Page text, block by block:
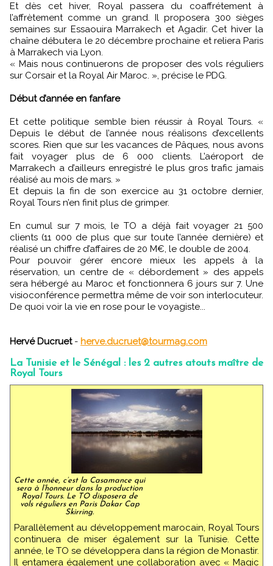
Et dès cet hiver, Royal passera du coaffrétement à
l’affrètement comme un grand. Il proposera 300 sièges
semaines sur Essaouira Marrakech et Agadir. Cet hiver la
chaîne débutera le 20 décembre prochaine et reliera Paris
à Marrakech via Lyon.
« Mais nous continuerons de proposer des vols réguliers
sur Corsair et la Royal Air Maroc. », précise le PDG.
Début d’année en fanfare
Et cette politique semble bien réussir à Royal Tours. «
Depuis le début de l’année nous réalisons d’excellents
scores. Rien que sur les vacances de Pâques, nous avons
fait voyager plus de 6 000 clients. L’aéroport de
Marrakech a d’ailleurs enregistré le plus gros trafic jamais
réalisé au mois de mars. »
Et depuis la fin de son exercice au 31 octobre dernier,
Royal Tours n’en finit plus de grimper.
En cumul sur 7 mois, le TO a déjà fait voyager 21 500
clients (11 000 de plus que sur toute l’année dernière) et
réalisé un chiffre d’affaires de 20 M€, le double de 2004.
Pour pouvoir gérer encore mieux les appels à la
réservation, un centre de « débordement » des appels
sera hébergé au Maroc et fonctionnera 6 jours sur 7. Une
visioconférence permettra même de voir son interlocuteur.
De quoi voir la vie en rose pour le voyagiste...
Hervé Ducruet- herve.ducruet@tourmag.com
La Tunisie et le Sénégal : les 2 autres atouts maître de
Royal Tours
Cette année, c’est la Casamance qui
sera à l’honneur dans la production
Royal Tours. Le TO disposera de
vols réguliers en Paris Dakar Cap
Skirring.
Parallèlement au développement marocain, Royal Tours
continuera de miser également sur la Tunisie. Cette
année, le TO se développera dans la région de Monastir.
Il entamera également une collaboration avec « Magic